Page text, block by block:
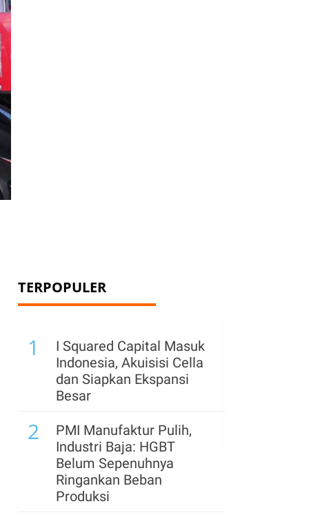
TERPOPULER
1
I Squared Capital Masuk
Indonesia, Akuisisi Cella
dan Siapkan Ekspansi
Besar
2
PMI Manufaktur Pulih,
Industri Baja: HGBT
Belum Sepenuhnya
Ringankan Beban
Produksi